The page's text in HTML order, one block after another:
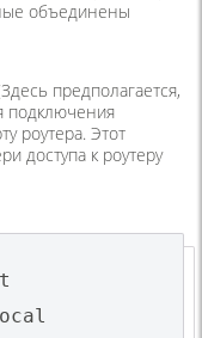
объединены
Здесь предполагается,
подключения
роутера. Этот
доступа к роутеру